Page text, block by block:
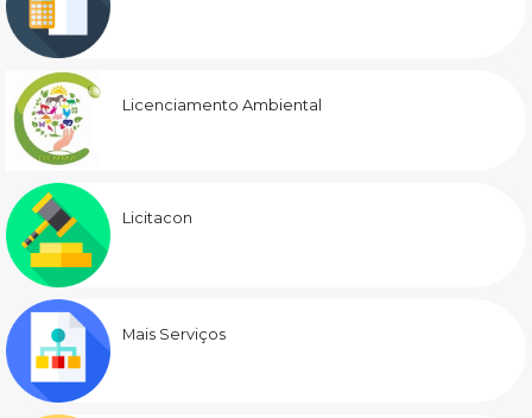
Licenciamento Ambiental
Licitacon
Mais Serviços